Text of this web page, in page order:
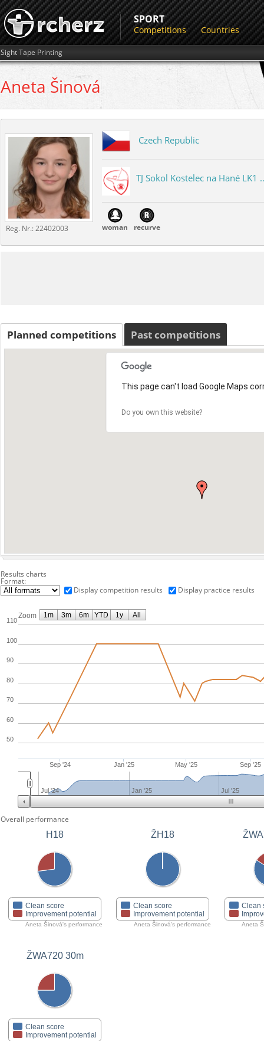
SPORT
Competitions Countries
Sight Tape Printing
Aneta Šinová
Reg. Nr.:22402003
Czech Republic
TJ Sokol Kostelec na Hané LK1
woman recurve
Planned competitions Past competitions
This page can't load Google Maps
Do you own this website?
Results charts
Format:
Display competition results
Display practice results
Zoom
Sep '24 Jan '25 May '25 Sep '25
50
60
70
80
90
100
110
Jan '25
Jul '24 Jul '25
1m 3m 6m YTD 1y All
Overall performance
H18
Clean score
Improvement potential
Aneta Šinová's performance
ŽH18
Clean score
Improvement potential
Aneta Šinová's performance
Clean
Aneta
ŽWA720 30m
Clean score
Improvement potential